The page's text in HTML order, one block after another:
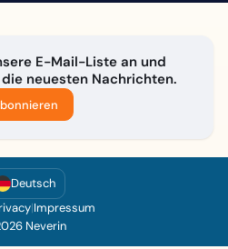
E-Mail-Liste an und
neuesten Nachrichten.
Deutsch
|Impressum
Neverin